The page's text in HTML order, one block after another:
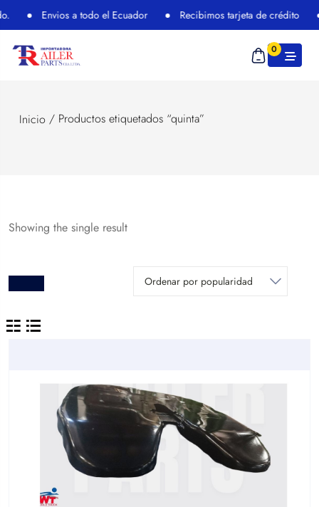
Envios a todo el Ecuador Recibimos tarjeta de crédito
0
Inicio / Productos etiquetados “quinta”
Showing the single result